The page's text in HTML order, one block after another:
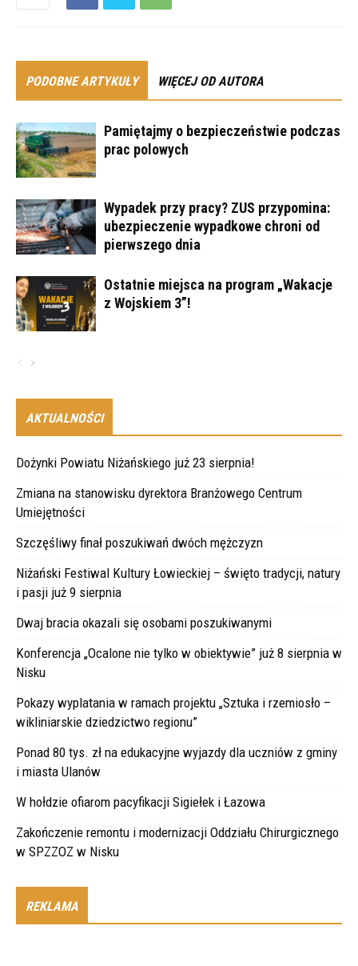
PODOBNE ARTYKUŁY WIĘCEJ OD AUTORA
Pamiętajmy o bezpieczeństwie podczas
prac polowych
Wypadek przy pracy? ZUS przypomina:
ubezpieczenie wypadkowe chroni od
pierwszego dnia
Ostatnie miejsca na program „Wakacje
z Wojskiem 3”!
AKTUALNOŚCI
Dożynki Powiatu Niżańskiego już 23 sierpnia!
Zmiana na stanowisku dyrektora Branżowego Centrum
Umiejętności
Szczęśliwy finał poszukiwań dwóch mężczyzn
Niżański Festiwal Kultury Łowieckiej – święto tradycji, natury
i pasji już 9 sierpnia
Dwaj bracia okazali się osobami poszukiwanymi
Konferencja „Ocalone nie tylko w obiektywie” już 8 sierpnia w
Nisku
Pokazy wyplatania w ramach projektu „Sztuka i rzemiosło –
wikliniarskie dziedzictwo regionu”
Ponad 80 tys. zł na edukacyjne wyjazdy dla uczniów z gminy
i miasta Ulanów
W hołdzie ofiarom pacyfikacji Sigiełek i Łazowa
Zakończenie remontu i modernizacji Oddziału Chirurgicznego
w SPZZOZ w Nisku
REKLAMA